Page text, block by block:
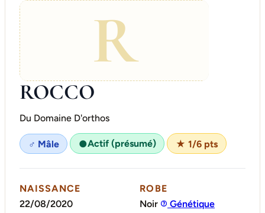
R
ROCCO
Du Domaine D'orthos
♂ Mâle ●Actif (présumé) ★ 1/6 pts
NAISSANCE
22/08/2020
ROBE
Noir
Génétique